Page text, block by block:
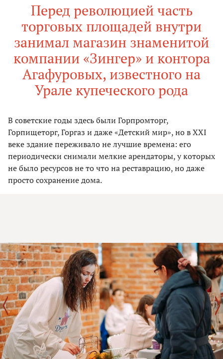
Перед революцией часть
торговых площадей внутри
занимал магазин знаменитой
компании «Зингер» и контора
Агафуровых, известного на
Урале купеческого рода
В советские годы здесь были Горпромторг,
Горпищеторг, Горгаз и даже «Детский мир», но в XXI
веке здание переживало не лучшие времена: его
периодически снимали мелкие арендаторы, у которых
не было ресурсов не то что на реставрацию, но даже
просто сохранение дома.